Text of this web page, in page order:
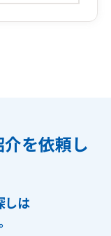
を依頼し
しは